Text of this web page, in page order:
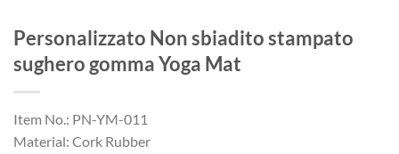
Personalizzato Non sbiadito stampato
sughero gomma Yoga Mat
Item No.: PN-YM-011
Material: Cork Rubber